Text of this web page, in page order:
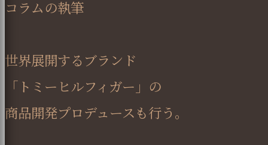
コラムの執筆
世界展開するブランド
「トミーヒルフィガー」の
商品開発プロデュースも行う。